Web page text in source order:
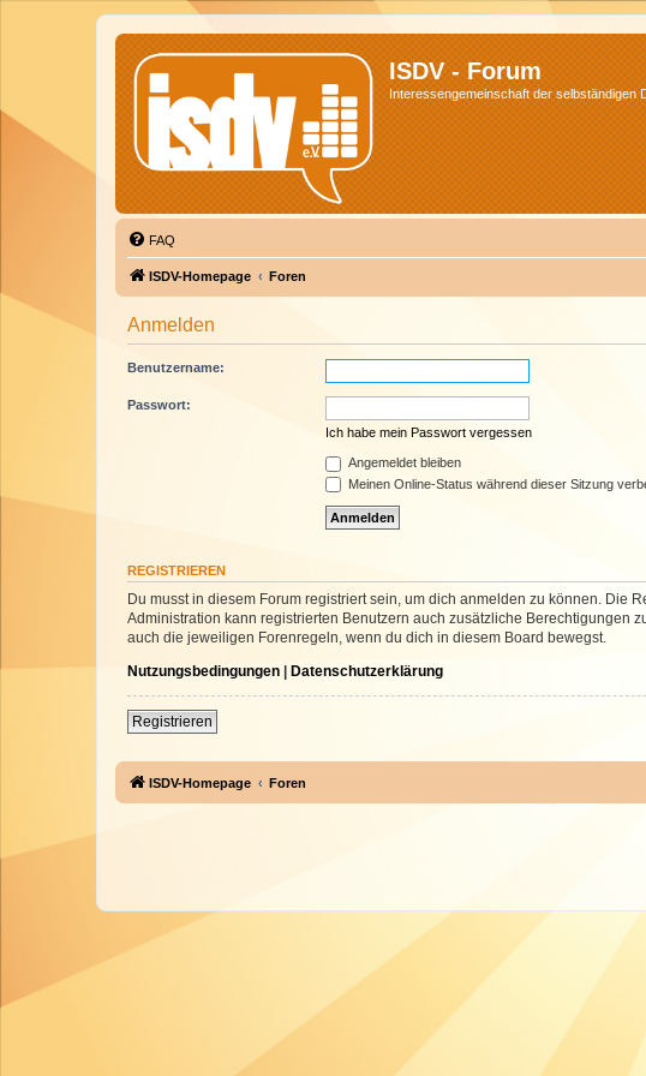
ISDV - Forum
Interessengemeinschaft der selbständigen
FAQ
ISDV-Homepage Foren
Anmelden
Benutzername:
Passwort:
Ich habe mein Passwort vergessen
Angemeldet bleiben
Meinen Online-Status während dieser Sitzung
REGISTRIEREN
Du musst in diesem Forum registriert sein, um dich anmelden zu können. Die
Administration kann registrierten Benutzern auch zusätzliche Berechtigungen
auch die jeweiligen Forenregeln, wenn du dich in diesem Board bewegst.
Nutzungsbedingungen | Datenschutzerklärung
Registrieren
ISDV-Homepage Foren